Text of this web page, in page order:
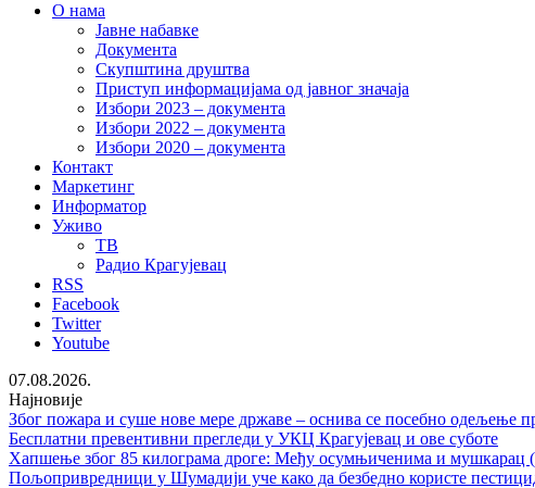
О нама
Јавне набавке
Документа
Скупштина друштва
Приступ информацијама од јавног значаја
Избори 2023 – документа
Избори 2022 – документа
Избори 2020 – документа
Контакт
Маркетинг
Информатор
Уживо
ТВ
Радио Крагујевац
RSS
Facebook
Twitter
Youtube
07.08.2026.
Најновије
Због пожара и суше нове мере државе – оснива се посебно одељење
Бесплатни превентивни прегледи у УКЦ Крагујевац и ове суботе
Хапшење због 85 килограма дроге: Међу осумњиченима и мушкарац
Пољопривредници у Шумадији уче како да безбедно користе